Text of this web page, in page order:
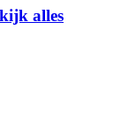
alles